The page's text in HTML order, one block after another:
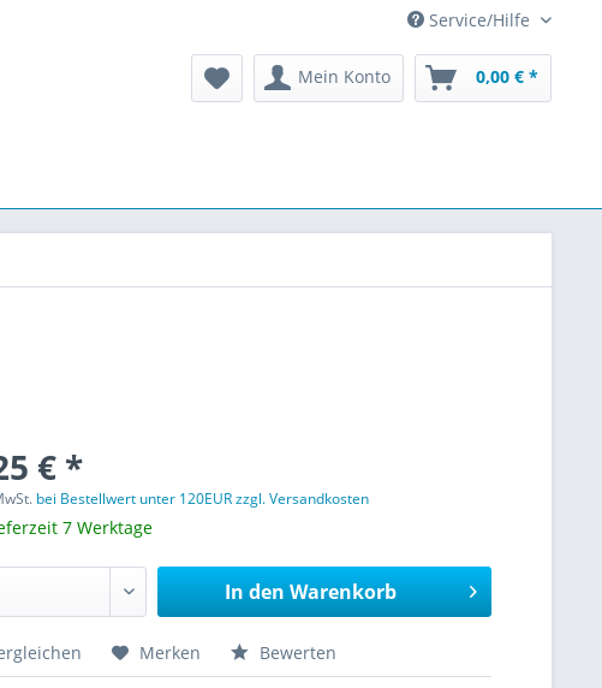
Service/Hilfe
Mein Konto 0,00 € *
€ *
bei Bestellwert unter 120EUR zzgl. Versandkosten
7 Werktage
In den Warenkorb
Merken Bewerten